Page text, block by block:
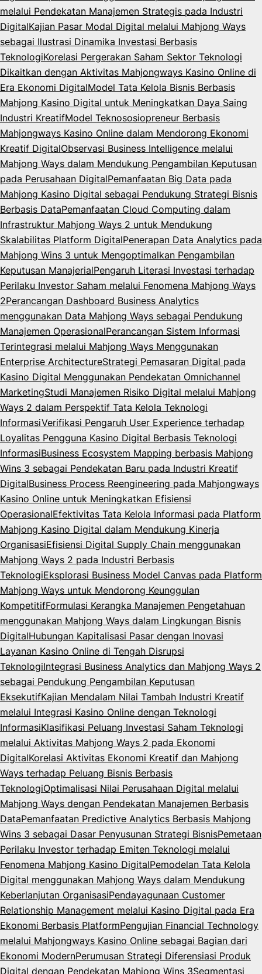
melalui Pendekatan Manajemen Strategis pada Industri
DigitalKajian Pasar Modal Digital melalui Mahjong Ways
sebagai Ilustrasi Dinamika Investasi Berbasis
TeknologiKorelasi Pergerakan Saham Sektor Teknologi
Dikaitkan dengan Aktivitas Mahjongways Kasino Online di
Era Ekonomi DigitalModel Tata Kelola Bisnis Berbasis
Mahjong Kasino Digital untuk Meningkatkan Daya Saing
Industri KreatifModel Teknososiopreneur Berbasis
Mahjongways Kasino Online dalam Mendorong Ekonomi
Kreatif DigitalObservasi Business Intelligence melalui
Mahjong Ways dalam Mendukung Pengambilan Keputusan
pada Perusahaan DigitalPemanfaatan Big Data pada
Mahjong Kasino Digital sebagai Pendukung Strategi Bisnis
Berbasis DataPemanfaatan Cloud Computing dalam
Infrastruktur Mahjong Ways 2 untuk Mendukung
Skalabilitas Platform DigitalPenerapan Data Analytics pada
Mahjong Wins 3 untuk Mengoptimalkan Pengambilan
Keputusan ManajerialPengaruh Literasi Investasi terhadap
Perilaku Investor Saham melalui Fenomena Mahjong Ways
2Perancangan Dashboard Business Analytics
menggunakan Data Mahjong Ways sebagai Pendukung
Manajemen OperasionalPerancangan Sistem Informasi
Terintegrasi melalui Mahjong Ways Menggunakan
Enterprise ArchitectureStrategi Pemasaran Digital pada
Kasino Digital Menggunakan Pendekatan Omnichannel
MarketingStudi Manajemen Risiko Digital melalui Mahjong
Ways 2 dalam Perspektif Tata Kelola Teknologi
InformasiVerifikasi Pengaruh User Experience terhadap
Loyalitas Pengguna Kasino Digital Berbasis Teknologi
InformasiBusiness Ecosystem Mapping berbasis Mahjong
Wins 3 sebagai Pendekatan Baru pada Industri Kreatif
DigitalBusiness Process Reengineering pada Mahjongways
Kasino Online untuk Meningkatkan Efisiensi
OperasionalEfektivitas Tata Kelola Informasi pada Platform
Mahjong Kasino Digital dalam Mendukung Kinerja
OrganisasiEfisiensi Digital Supply Chain menggunakan
Mahjong Ways 2 pada Industri Berbasis
TeknologiEksplorasi Business Model Canvas pada Platform
Mahjong Ways untuk Mendorong Keunggulan
KompetitifFormulasi Kerangka Manajemen Pengetahuan
menggunakan Mahjong Ways dalam Lingkungan Bisnis
DigitalHubungan Kapitalisasi Pasar dengan Inovasi
Layanan Kasino Online di Tengah Disrupsi
TeknologiIntegrasi Business Analytics dan Mahjong Ways 2
sebagai Pendukung Pengambilan Keputusan
EksekutifKajian Mendalam Nilai Tambah Industri Kreatif
melalui Integrasi Kasino Online dengan Teknologi
InformasiKlasifikasi Peluang Investasi Saham Teknologi
melalui Aktivitas Mahjong Ways 2 pada Ekonomi
DigitalKorelasi Aktivitas Ekonomi Kreatif dan Mahjong
Ways terhadap Peluang Bisnis Berbasis
TeknologiOptimalisasi Nilai Perusahaan Digital melalui
Mahjong Ways dengan Pendekatan Manajemen Berbasis
DataPemanfaatan Predictive Analytics Berbasis Mahjong
Wins 3 sebagai Dasar Penyusunan Strategi BisnisPemetaan
Perilaku Investor terhadap Emiten Teknologi melalui
Fenomena Mahjong Kasino DigitalPemodelan Tata Kelola
Digital menggunakan Mahjong Ways dalam Mendukung
Keberlanjutan OrganisasiPendayagunaan Customer
Relationship Management melalui Kasino Digital pada Era
Ekonomi Berbasis PlatformPengujian Financial Technology
melalui Mahjongways Kasino Online sebagai Bagian dari
Ekonomi ModernPerumusan Strategi Diferensiasi Produk
Digital dengan Pendekatan Mahjong Wins 3Segmentasi